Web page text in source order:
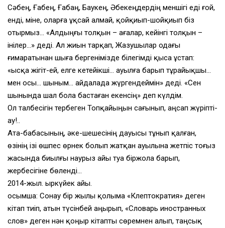
Сәбең, Ғабең, Ғабаң, Баукең, Әбекеңдердің меншігі еді ғой,
енді, міне, оларға ұқсай алмай, қойқиып-шойқиып біз
отырмыз… «Алдыңғы толқын – ағалар, кейінгі толқын –
інілер…» деді. Ал жиын тарқап, Жазушылар одағы
ғимаратынан шыға бергенімізде білегімді қыса ұстап:
«Қысқа жігіт-ей, елге кетейікші… ауылға барып тұрайықшы…
мен осы… шыным… айдалада жүргендеймін» деді. «Сен
шынында шал бола бастаған екенсің» деп күлдім.
Ол талбесігін тербеген Топқайыңын сағынып, аңсап жүріпті-
ау!..
Ата-бабасының, әке-шешесінің дауысы тұнып қалған,
өзінің ізі өшпес өрнек болып жатқан ауылына жетпіс тоғыз
жасында биылғы наурыз айы туа біржола барып,
жербесігіне бөленді…
2014-жыл. Қыркүйек айы.
Қосымша: Сонау бір жылы қолыма «Клептократия» деген
кітап тиіп, атын түсінбей аңырып, «Словарь иностранных
слов» деген нән қоңыр кітапты сөремнен алып, таңсық